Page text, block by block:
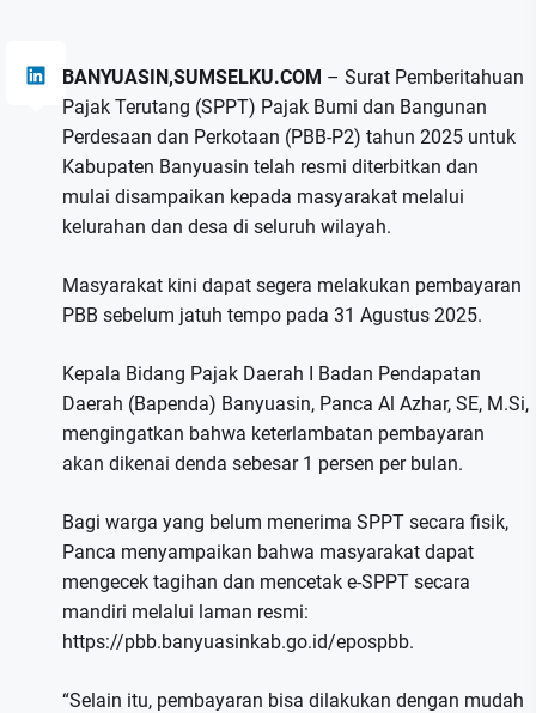
BANYUASIN,SUMSELKU.COM – Surat Pemberitahuan
Pajak Terutang (SPPT) Pajak Bumi dan Bangunan
Perdesaan dan Perkotaan (PBB-P2) tahun 2025 untuk
Kabupaten Banyuasin telah resmi diterbitkan dan
mulai disampaikan kepada masyarakat melalui
kelurahan dan desa di seluruh wilayah.
Masyarakat kini dapat segera melakukan pembayaran
PBB sebelum jatuh tempo pada 31 Agustus 2025.
Kepala Bidang Pajak Daerah I Badan Pendapatan
Daerah (Bapenda) Banyuasin, Panca Al Azhar, SE, M.Si,
mengingatkan bahwa keterlambatan pembayaran
akan dikenai denda sebesar 1 persen per bulan.
Bagi warga yang belum menerima SPPT secara fisik,
Panca menyampaikan bahwa masyarakat dapat
mengecek tagihan dan mencetak e-SPPT secara
mandiri melalui laman resmi:
https://pbb.banyuasinkab.go.id/epospbb.
“Selain itu, pembayaran bisa dilakukan dengan mudah